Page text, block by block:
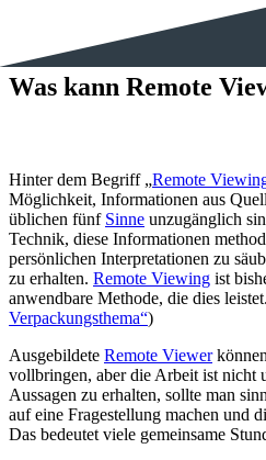
Was kann Remote
Hinter dem Begriff „Remote
Möglichkeit, Informationen aus
üblichen fünf Sinne unzugänglich
Technik, diese Informationen
persönlichen Interpretationen zu
zu erhalten. Remote Viewing ist
anwendbare Methode, die dies
Verpackungsthema“)
Ausgebildete Remote Viewer
vollbringen, aber die Arbeit ist nicht
Aussagen zu erhalten, sollte man
auf eine Fragestellung machen und
Das bedeutet viele gemeinsame